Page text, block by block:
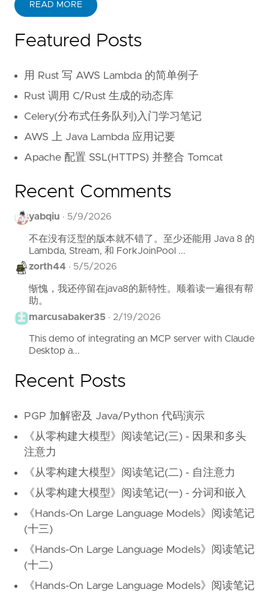
READ MORE
Featured Posts
用 Rust 写 AWS Lambda 的简单例子
Rust 调用 C/Rust 生成的动态库
Celery(分布式任务队列)入门学习笔记
AWS 上 Java Lambda 应用记要
Apache 配置 SSL(HTTPS) 并整合 Tomcat
Recent Comments
yabqiu · 5/9/2026
不在没有泛型的版本就不错了。至少还能用 Java 8 的
Lambda, Stream, 和 ForkJoinPool ...
zorth44 · 5/5/2026
惭愧，我还停留在java8的新特性。顺着读一遍很有帮
助。
marcusabaker35 · 2/19/2026
This demo of integrating an MCP server with Claude
Desktop a...
Recent Posts
PGP 加解密及 Java/Python 代码演示
《从零构建大模型》阅读笔记(三) - 因果和多头
注意力
《从零构建大模型》阅读笔记(二) - 自注意力
《从零构建大模型》阅读笔记(一) - 分词和嵌入
《Hands-On Large Language Models》阅读笔记
(十三)
《Hands-On Large Language Models》阅读笔记
(十二)
《Hands-On Large Language Models》阅读笔记